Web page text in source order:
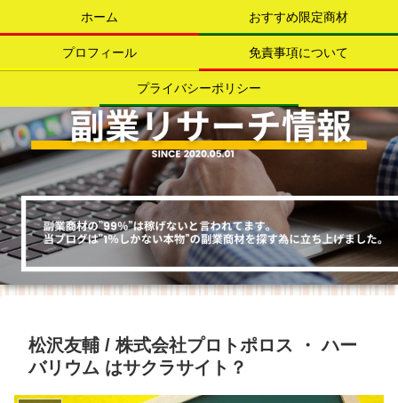
ホーム おすすめ限定商材
プロフィール 免責事項について
プライバシーポリシー
松沢友輔 / 株式会社プロトポロス ・ ハー
バリウム はサクラサイト？